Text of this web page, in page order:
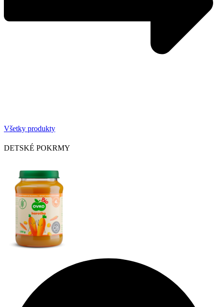
Všetky produkty
DETSKÉ POKRMY